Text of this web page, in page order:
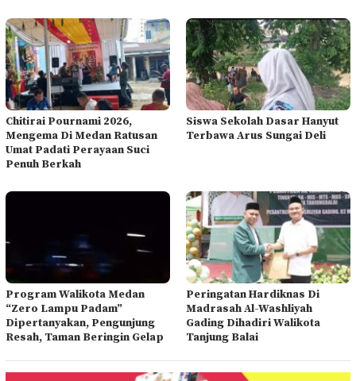
Chitirai Pournami 2026,
Mengema Di Medan Ratusan
Umat Padati Perayaan Suci
Penuh Berkah
Siswa Sekolah Dasar Hanyut
Terbawa Arus Sungai Deli
Program Walikota Medan
“Zero Lampu Padam”
Dipertanyakan, Pengunjung
Resah, Taman Beringin Gelap
Peringatan Hardiknas Di
Madrasah Al-Washliyah
Gading Dihadiri Walikota
Tanjung Balai